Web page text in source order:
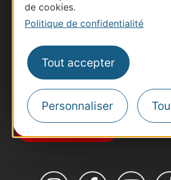
de cookies.
Politique de confidentialité
Tout accepter
Personnaliser
Pros d'Occitanie
Site presse et d'influence
Voyagistes
Destination Sport
Destination Occitanie pour
suggestions de séjours, de
Je m'abonne